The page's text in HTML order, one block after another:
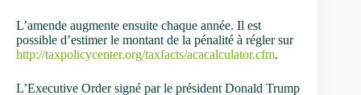
L’amende augmente ensuite chaque année. Il est
possible d’estimer le montant de la pénalité à régler sur
http://taxpolicycenter.org/taxfacts/acacalculator.cfm.
L’Executive Order signé par le président Donald Trump